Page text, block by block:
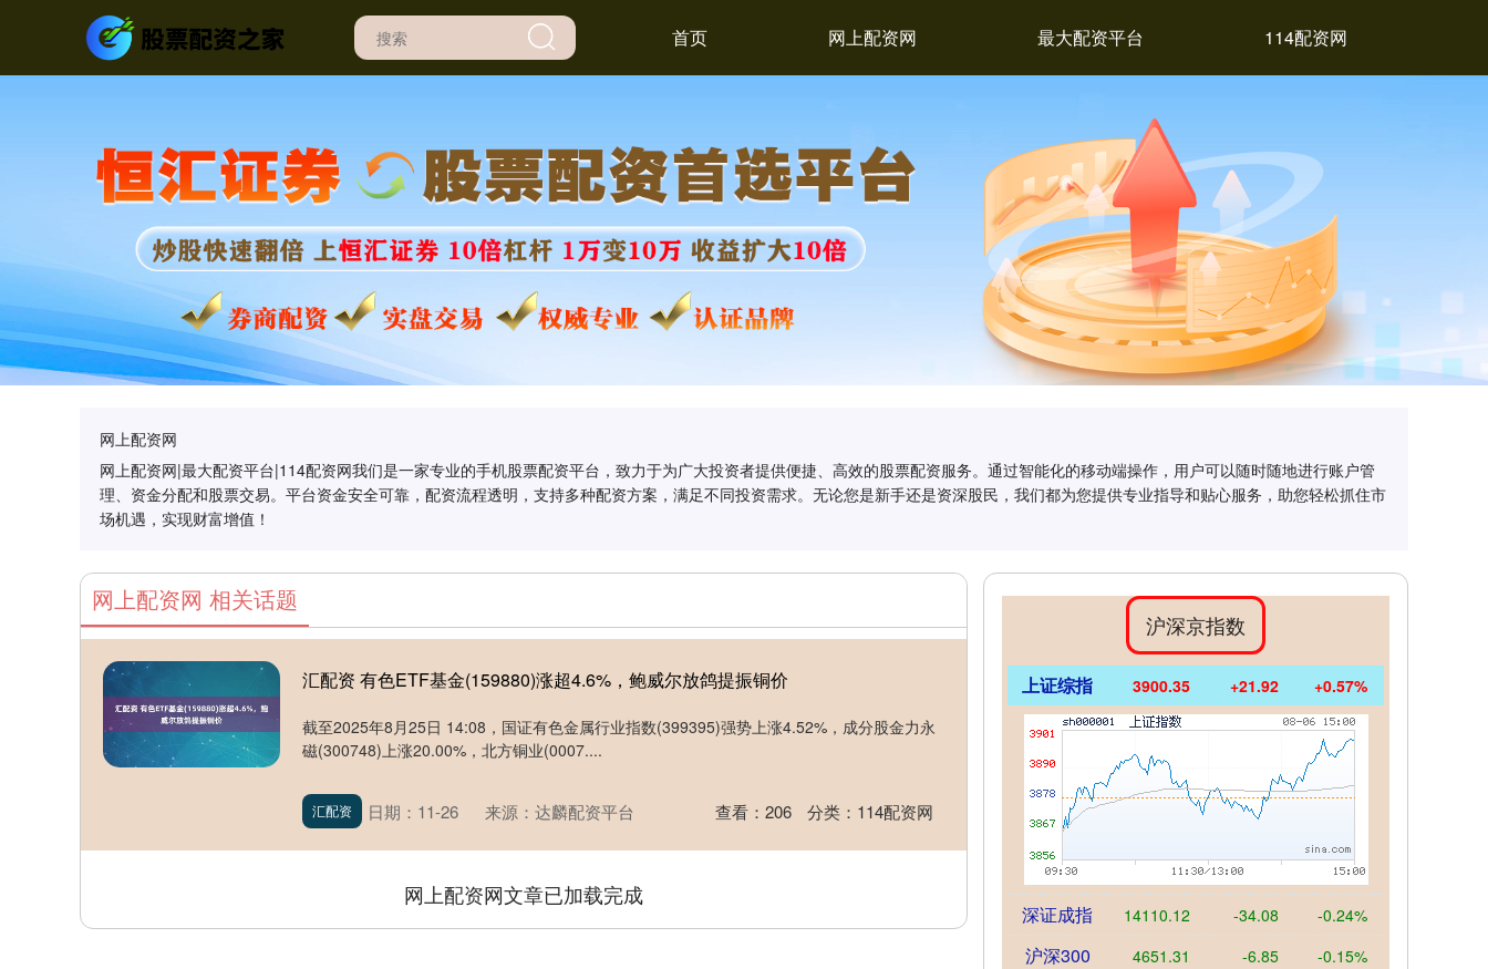
首页 网上配资网 最大配资平台 114配资网
网上配资网
网上配资网|最大配资平台|114配资网我们是一家专业的手机股票配资平台，致力于为广大投资者提供便捷、高效的股票配资服务。通过智能化的移动端操作，用户可以随时随地进行账户管
理、资金分配和股票交易。平台资金安全可靠，配资流程透明，支持多种配资方案，满足不同投资需求。无论您是新手还是资深股民，我们都为您提供专业指导和贴心服务，助您轻松抓住市
场机遇，实现财富增值！
网上配资网 相关话题
汇配资 有色ETF基金(159880)涨超4.6%，鲍威尔放鸽提振铜价
截至2025年8月25日 14:08，国证有色金属行业指数(399395)强势上涨4.52%，成分股金力永
磁(300748)上涨20.00%，北方铜业(0007....
汇配资 日期：11-26 来源：达麟配资平台 查看： 206 分类： 114配资网
网上配资网文章已加载完成
沪深京指数
上证综指 3900.35 +21.92 +0.57%
深证成指 14110.12 -34.08 -0.24%
沪深300 4651.31 -6.85 -0.15%